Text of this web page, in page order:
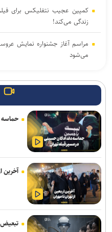
زندگی می‌کند!
مراسم آغاز جشنواره نمایش
می‌شود
پیام تسلیت معاون وزیر فرهنگ
ابوالقاسم قاسم‌زاده
انتخاب و انطباق هوشمندانه
فرهنگی
از مربیگری در اوکلند ریدرز تا
اسطورهای که فوتبال آمریکایی را
خوانندهٔ برندهٔ گرمی در کنار جی‌جی
حماسه
آخرین